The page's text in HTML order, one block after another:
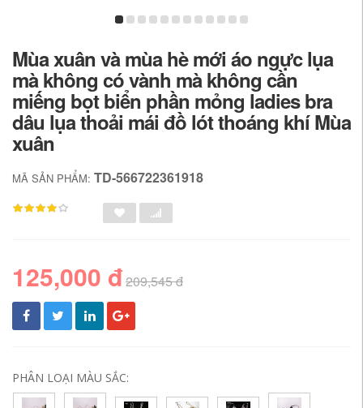
Mùa xuân và mùa hè mới áo ngực lụa
mà không có vành mà không cần
miếng bọt biển phần mỏng ladies bra
dâu lụa thoải mái đồ lót thoáng khí Mùa
xuân
MÃ SẢN PHẨM: TD-566722361918
125,000 đ209,545 đ
PHÂN LOẠI MÀU SẮC: